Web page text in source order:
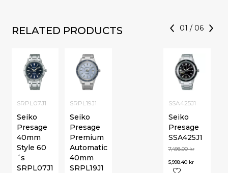
RELATED PRODUCTS 01 / 06
SRPL07J1
Seiko
Presage
40mm
Style 60
´s
SRPL07J1
SSA425J1
Seiko
Presage
SSA425J1
7,498.00kr
5,998.40 kr
SRPL19J1
Seiko
Presage
Premium
Automatic
40mm
SRPL19J1